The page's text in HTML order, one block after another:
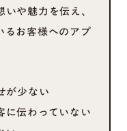
や魅力を伝え、
お客様へのアプ
が少ない
に伝わっていない